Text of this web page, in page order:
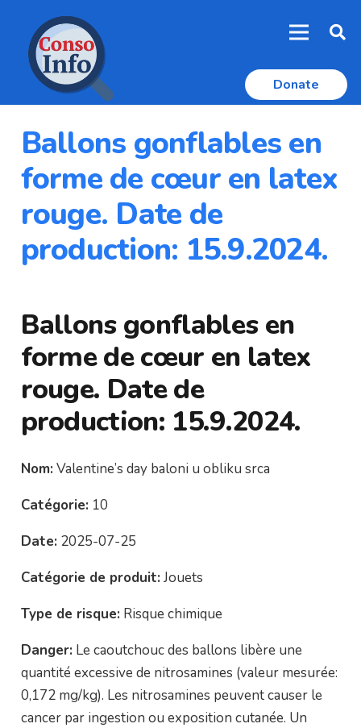
Donate
Ballons gonflables en
forme de cœur en latex
rouge. Date de
production: 15.9.2024.
Ballons gonflables en
forme de cœur en latex
rouge. Date de
production: 15.9.2024.
Nom: Valentine’s day baloni u obliku srca
Catégorie: 10
Date: 2025-07-25
Catégorie de produit: Jouets
Type de risque: Risque chimique
Danger: Le caoutchouc des ballons libère une
quantité excessive de nitrosamines (valeur mesurée:
0,172 mg/kg). Les nitrosamines peuvent causer le
cancer par ingestion ou exposition cutanée. Un